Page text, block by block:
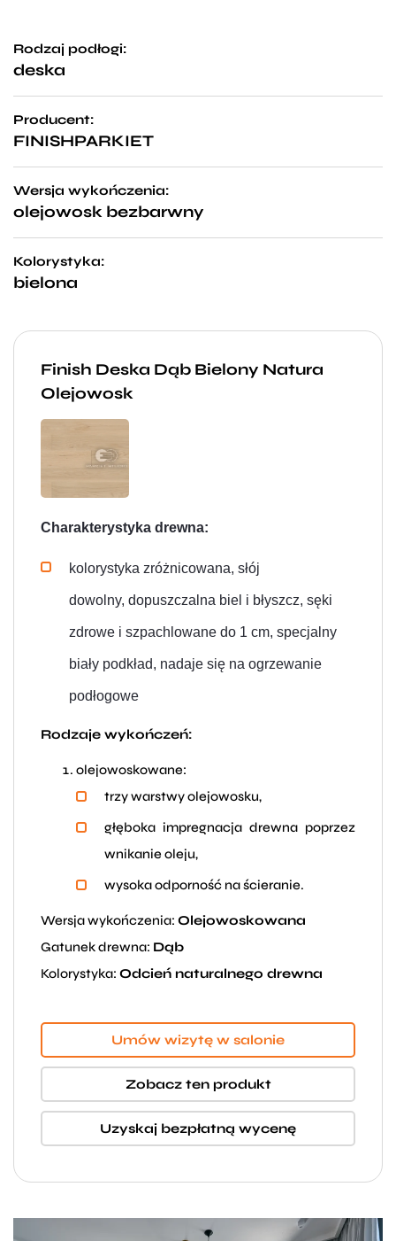
Rodzaj podłogi:
deska
Producent:
FINISHPARKIET
Wersja wykończenia:
olejowosk bezbarwny
Kolorystyka:
bielona
Finish Deska Dąb Bielony Natura
Olejowosk
Charakterystyka drewna:
kolorystyka zróżnicowana, słój
dowolny, dopuszczalna biel i błyszcz, sęki
zdrowe i szpachlowane do 1 cm, specjalny
biały podkład, nadaje się na ogrzewanie
podłogowe
Rodzaje wykończeń:
olejowoskowane:
trzy warstwy olejowosku,
głęboka impregnacja drewna poprzez
wnikanie oleju,
wysoka odporność na ścieranie.
Wersja wykończenia: Olejowoskowana
Gatunek drewna: Dąb
Kolorystyka: Odcień naturalnego drewna
Umów wizytę w salonie
Zobacz ten produkt
Uzyskaj bezpłatną wycenę